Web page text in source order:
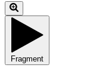
Fragment